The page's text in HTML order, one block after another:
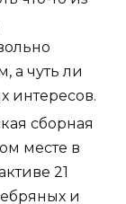
а чуть ли
интересов.
сборная
месте в
21
и